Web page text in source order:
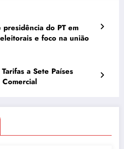
presidência do PT em
e foco na união
a Sete Países